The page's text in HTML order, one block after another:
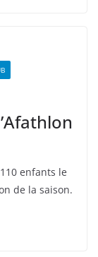
enfants le
de la saison.